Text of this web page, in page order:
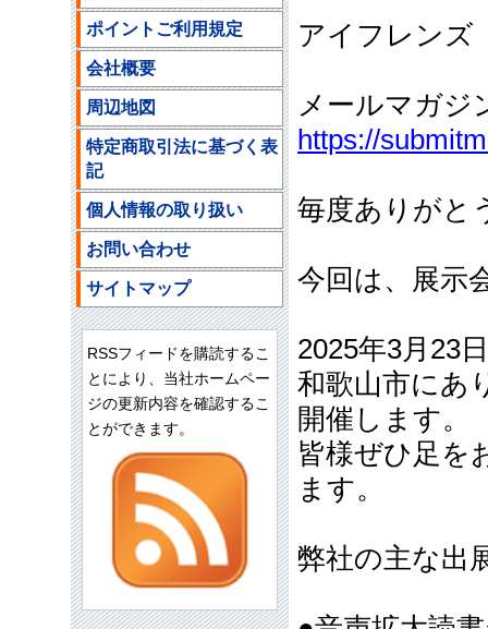
アイフレン
メールマガジ
https://
毎度ありがと
今回は、展示
2025年3月23
和歌山市にあ
開催します。
皆様ぜひ足を
ます。
弊社の主な出
ポイントご利用規定
会社概要
周辺地図
特定商取引法に基づく表
記
個人情報の取り扱い
お問い合わせ
サイトマップ
RSSフィードを購読するこ
とにより、当社ホームペー
ジの更新内容を確認するこ
とができます。